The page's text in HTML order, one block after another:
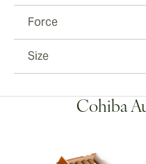
Force
Size
Cohiba